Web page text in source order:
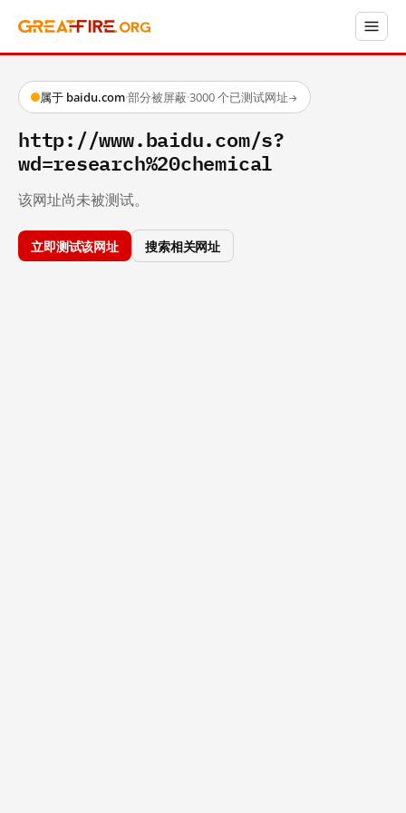
属于 baidu.com·部分被屏蔽·3000 个已测试网址→
http://www.baidu.com/s?
wd=research%20chemical
该网址尚未被测试。
立即测试该网址 搜索相关网址